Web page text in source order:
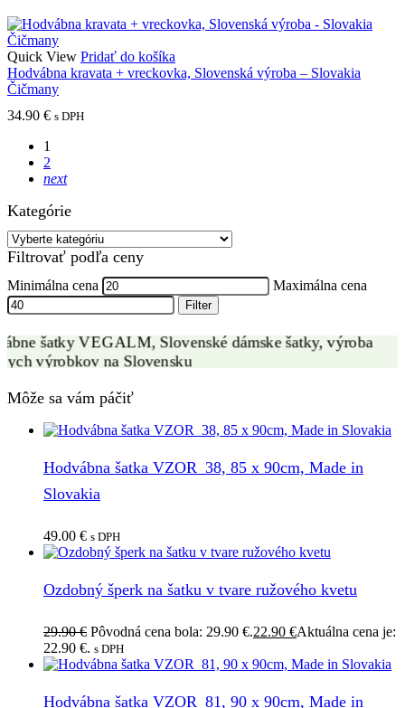
Quick View Pridať do košíka
Hodvábna kravata + vreckovka, Slovenská výroba – Slovakia
Čičmany
34.90 € s DPH
1
2
next
Kategórie
Filtrovať podľa ceny
Minimálna cena Maximálna cena
Filter
VÝROBA HODVÁBNYCH ŠATIEK
ZÁKAZKOVÁ VÝROBA
Môže sa vám páčiť
Hodvábna šatka VZOR_38, 85 x 90cm, Made in
Slovakia
49.00 € s DPH
Ozdobný šperk na šatku v tvare ružového kvetu
29.90€ Pôvodná cena bola: 29.90 €.22.90 €Aktuálna cena je:
22.90 €. s DPH
Hodvábna šatka VZOR_81, 90 x 90cm, Made in